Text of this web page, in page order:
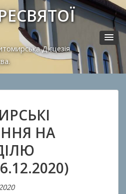
Дієцезія.
НА
В